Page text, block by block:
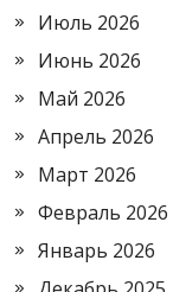
Июль 2026
Июнь 2026
Май 2026
Апрель 2026
Март 2026
Февраль 2026
Январь 2026